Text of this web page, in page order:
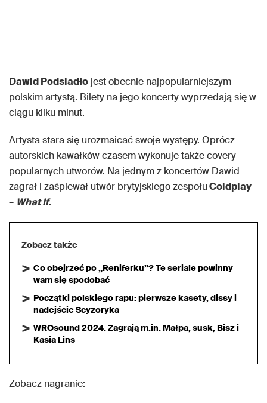
Dawid Podsiadło jest obecnie najpopularniejszym
polskim artystą. Bilety na jego koncerty wyprzedają się w
ciągu kilku minut.
Artysta stara się urozmaicać swoje występy. Oprócz
autorskich kawałków czasem wykonuje także covery
popularnych utworów. Na jednym z koncertów Dawid
zagrał i zaśpiewał utwór brytyjskiego zespołuColdplay
– What If.
Zobacz także
Co obejrzeć po „Reniferku”? Te seriale powinny
wam się spodobać
Początki polskiego rapu: pierwsze kasety, dissy i
nadejście Scyzoryka
WROsound 2024. Zagrają m.in. Małpa, susk, Bisz i
Kasia Lins
Zobacz nagranie: